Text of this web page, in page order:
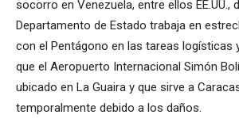
socorro en Venezuela, entre ellos EE.UU.,
Departamento de Estado trabaja en
con el Pentágono en las tareas logísticas
que el Aeropuerto Internacional Simón
ubicado en La Guaira y que sirve a
temporalmente debido a los daños.